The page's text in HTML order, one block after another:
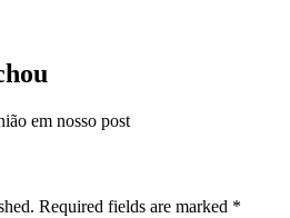
em nosso post
Required fields are marked *